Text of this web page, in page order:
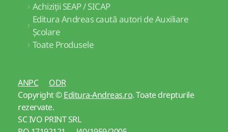
Achiziții SEAP / SICAP
Editura Andreas caută autori de Auxiliare
Școlare
Toate Produsele
ANPC
ODR
Copyright ©Editura-Andreas.ro. Toate drepturile
rezervate.
SC IVO PRINT SRL